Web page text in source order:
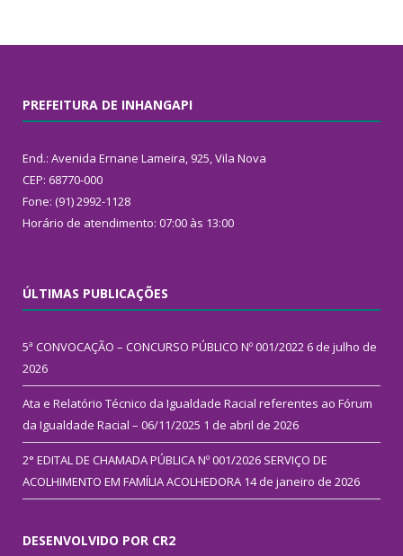
PREFEITURA DE INHANGAPI
End.: Avenida Ernane Lameira, 925, Vila Nova
CEP: 68770-000
Fone: (91) 2992-1128
Horário de atendimento: 07:00 às 13:00
ÚLTIMAS PUBLICAÇÕES
5ª CONVOCAÇÃO – CONCURSO PÚBLICO Nº 001/2022 6 de julho de
2026
Ata e Relatório Técnico da Igualdade Racial referentes ao Fórum
da Igualdade Racial – 06/11/2025 1 de abril de 2026
2° EDITAL DE CHAMADA PÚBLICA Nº 001/2026 SERVIÇO DE
ACOLHIMENTO EM FAMÍLIA ACOLHEDORA 14 de janeiro de 2026
DESENVOLVIDO POR CR2